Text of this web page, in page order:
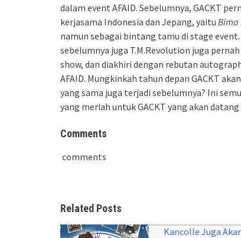
dalam event AFAID. Sebelumnya, GACKT
kerjasama Indonesia dan Jepang, yaitu Bima
namun sebagai bintang tamu di stage
sebelumnya juga T.M.Revolution juga
show, dan diakhiri dengan rebutan
AFAID. Mungkinkah tahun depan GACKT
yang sama juga terjadi sebelumnya? Ini
yang meriah untuk GACKT yang akan
Comments
comments
Related Posts
Kancolle Juga